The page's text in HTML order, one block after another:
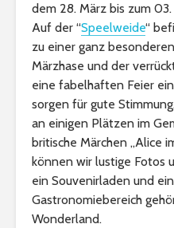
dem 28. März bis zum
Auf der “Speelweide“
zu einer ganz
Märzhase und der
eine fabelhaften Feier
sorgen für gute
an einigen Plätzen im
britische Märchen „Alice
können wir lustige Fotos
ein Souvenirladen und
Gastronomiebereich
Wonderland.